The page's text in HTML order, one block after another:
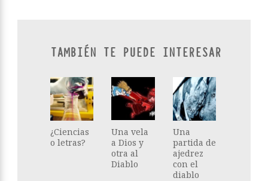
TAMBIÉN TE PUEDE INTERESAR
¿Ciencias
o letras?
Una vela
a Dios y
otra al
Diablo
Una
partida de
ajedrez
con el
diablo